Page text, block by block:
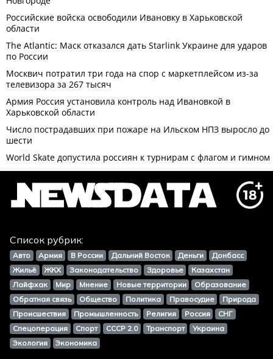
Список рубрик:
Авто Армия В России Дальний Восток Деньги
Донбасс
Жильё
ЖКХ Законодательство Здоровье
Казахстан
Лайфхак
Мир Мнение Новые территории
Образование
Обратная связь
Общество Политика Правосудие
Природа
Происшествия
Промышленность Религия Россия
СНГ
Спецоперация
Спорт СССР 2.0 Транспорт
Украина
Экология
Экономика